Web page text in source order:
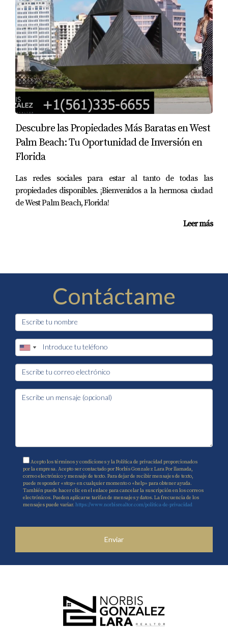
Descubre las Propiedades Más Baratas en West
Palm Beach: Tu Oportunidad de Inversión en
Florida
Las redes sociales para estar al tanto de todas las
propiedades disponibles. ¡Bienvenidos a la hermosa ciudad
de West Palm Beach, Florida!
Leer más
Contáctame
Acepto los términos y condiciones y la Política de privacidad proporcionados
por la empresa. Acepto ser contactado por Norbis Gonzalez Lara Por llamada,
correo electrónico y mensaje de texto. Para dejar de recibir mensajes de texto,
puede responder «stop» en cualquier momento o «help» para obtener ayuda.
También puede hacer clic en el enlace para cancelar la suscripción en los correos
electrónicos. Pueden aplicarse tarifas de mensajes y datos. La frecuencia de los
mensajes puede variar. https://www.norbisrealtor.com/politica-de-privacidad
Enviar